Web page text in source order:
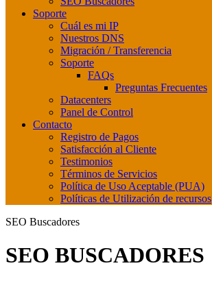
Soporte
Cuál es mi IP
Nuestros DNS
Migración / Transferencia
Soporte
FAQs
Preguntas Frecuentes
Datacenters
Panel de Control
Contacto
Registro de Pagos
Satisfacción al Cliente
Testimonios
Términos de Servicios
Política de Uso Aceptable (PUA)
Políticas de Utilización de recursos
SEO Buscadores
SEO BUSCADORES